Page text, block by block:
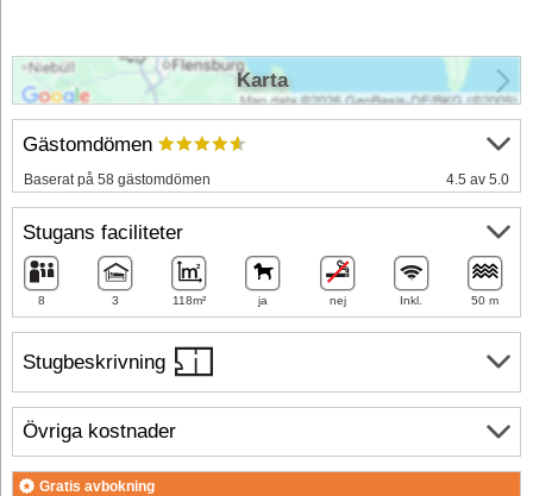
Stugbeskrivning
Gästomdömen
Baserat på 58 gästomdömen 4.5 av 5.0
Stugans faciliteter
8 3 118m² ja nej Inkl. 50 m
Övriga kostnader
Gratis avbokning
Karta